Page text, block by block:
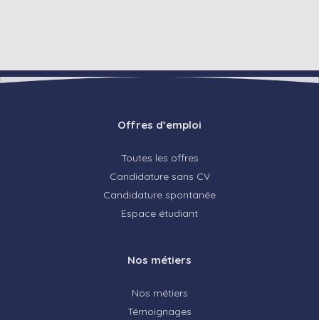
Offres d’emploi
Toutes les offres
Candidature sans CV
Candidature spontanée
Espace étudiant
Nos métiers
Nos métiers
Témoignages